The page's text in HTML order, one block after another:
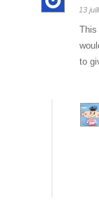
13
This
to